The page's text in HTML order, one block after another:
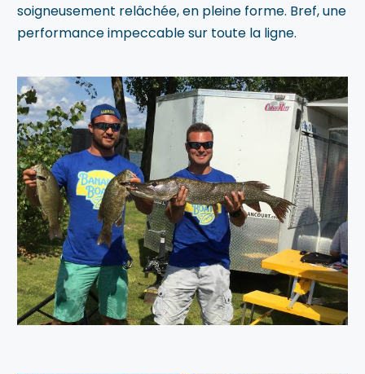
soigneusement relâchée, en pleine forme. Bref, une
performance impeccable sur toute la ligne.